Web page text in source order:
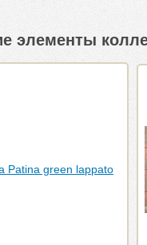
элементы